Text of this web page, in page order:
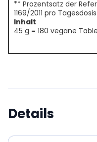
** Prozentsatz der
1169/2011 pro
Inhalt
45 g = 180 vegane
Details